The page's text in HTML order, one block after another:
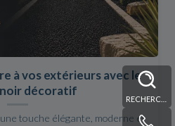
à vos extérieurs avec le
décoratif
touche élégante, moderne et